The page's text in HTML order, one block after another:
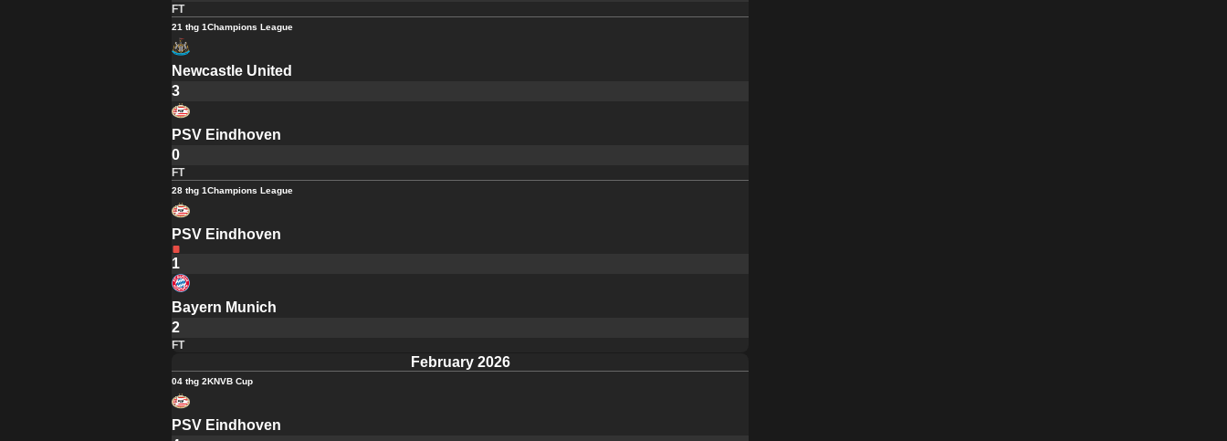
FT
21 thg 1Champions League
Newcastle United
3
PSV Eindhoven
0
FT
28 thg 1Champions League
PSV Eindhoven
1
Bayern Munich
2
FT
February 2026
04 thg 2KNVB Cup
PSV Eindhoven